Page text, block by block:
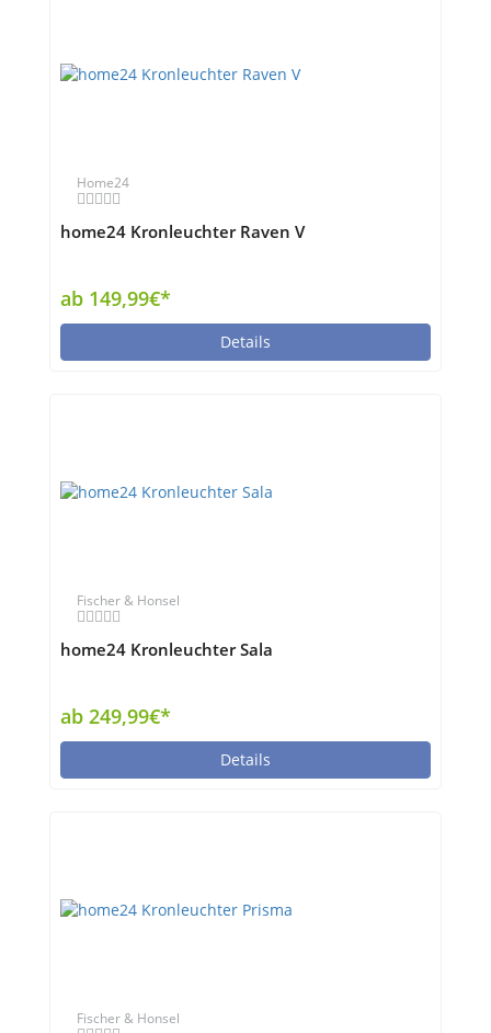
Home24
home24 Kronleuchter Raven V
ab 149,99€*
Details
Fischer & Honsel
home24 Kronleuchter Sala
ab 249,99€*
Details
Fischer & Honsel